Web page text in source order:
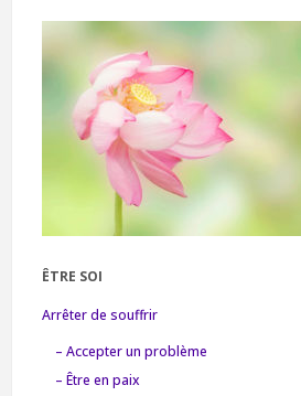
ÊTRE SOI
Arrêter de souffrir
– Accepter un problème
– Être en paix